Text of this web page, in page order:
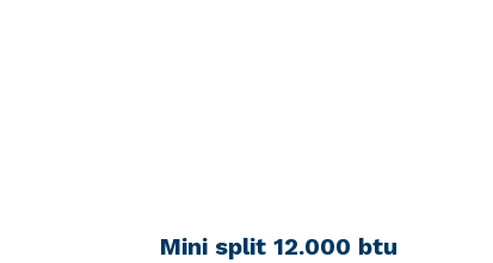
Mini split 12.000 btu